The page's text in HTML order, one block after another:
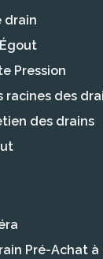
drain
Pression
racines des
des drains
Pré-Achat à